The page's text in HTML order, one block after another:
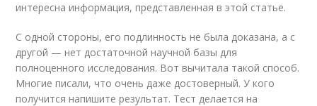
интересна информация, представленная в этой статье.
С одной стороны, его подлинность не была доказана, а с
другой — нет достаточной научной базы для
полноценного исследования. Вот вычитала такой способ.
Многие писали, что очень даже достоверный. У кого
получится напишите результат. Тест делается на